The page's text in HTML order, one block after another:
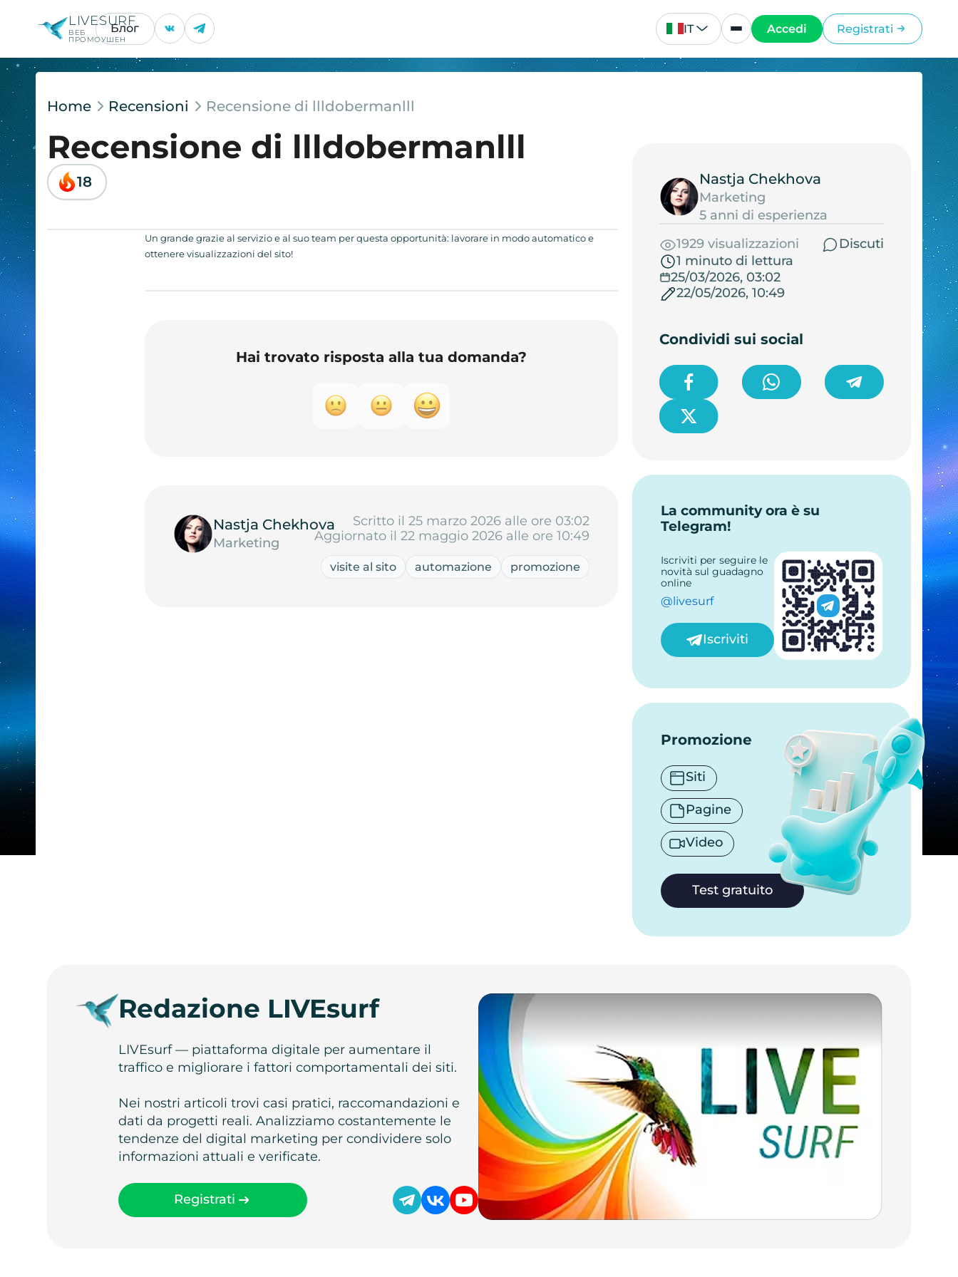
LIVESURF
ВЕБ
ПРОМОУШЕН
Блог IT Accedi Registrati
Home Recensioni Recensione di llldobermanlll
Recensione di llldobermanlll
18
Un grande grazie al servizio e al suo team per questa opportunità: lavorare in modo automatico e
ottenere visualizzazioni del sito!
Hai trovato risposta alla tua domanda?
Nastja Chekhova
Marketing
Scritto il 25 marzo 2026 alle ore 03:02
Aggiornato il 22 maggio 2026 alle ore 10:49
visite al sito automazione promozione
Nastja Chekhova
Marketing
5 anni di esperienza
1929 visualizzazioni
Discuti
1 minuto di lettura
25/03/2026, 03:02
22/05/2026, 10:49
Condividi sui social
La community ora è su
Telegram!
Iscriviti per seguire le
novità sul guadagno
online
@livesurf
Iscriviti
Promozione
Siti
Pagine
Video
Test gratuito
Redazione LIVEsurf
LIVEsurf — piattaforma digitale per aumentare il
traffico e migliorare i fattori comportamentali dei siti.
Nei nostri articoli trovi casi pratici, raccomandazioni e
dati da progetti reali. Analizziamo costantemente le
tendenze del digital marketing per condividere solo
informazioni attuali e verificate.
Registrati